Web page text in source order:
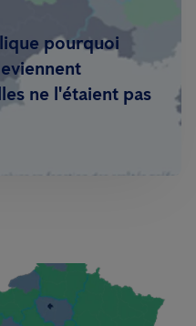
pourquoi
ne l'étaient pas